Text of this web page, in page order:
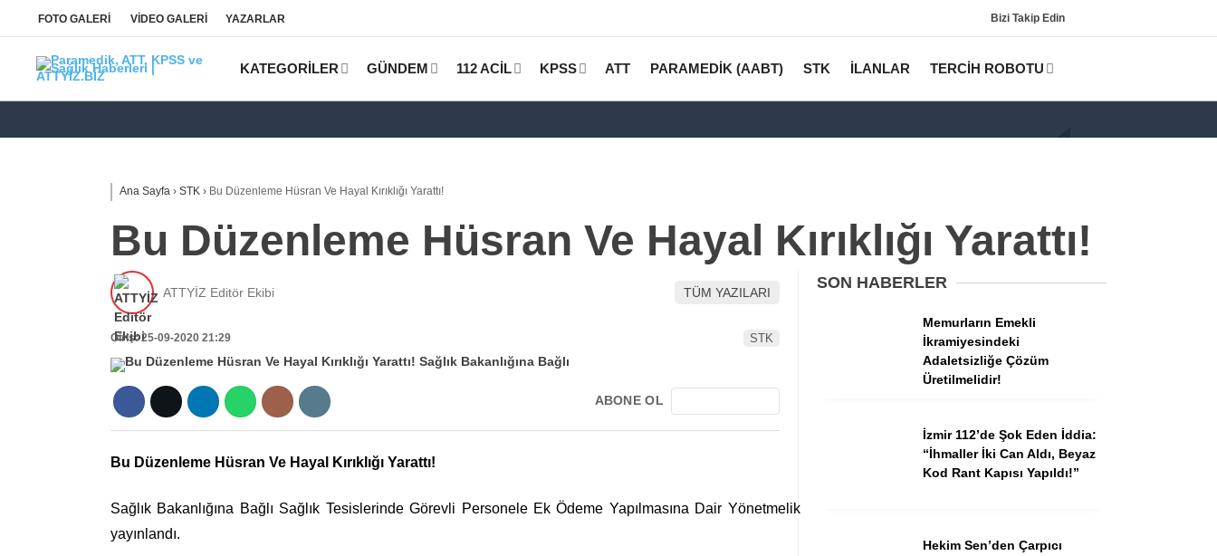
KPSS
Tercih Robotu (Lisans)
FOTO GALERİ VİDEO GALERİ YAZARLAR Bizi Takip Edin
KATEGORİLER GÜNDEM 112 ACİL KPSS ATT PARAMEDİK (AABT) STK İLANLAR TERCİH ROBOTU
Ana Sayfa › STK › Bu Düzenleme Hüsran Ve Hayal Kırıklığı Yarattı!
Bu Düzenleme Hüsran Ve Hayal Kırıklığı Yarattı!
ATTYİZ Editör Ekibi TÜM YAZILARI
Giriş: 25-09-2020 21:29 STK
ABONE OL
Bu Düzenleme Hüsran Ve Hayal Kırıklığı Yarattı!
Sağlık Bakanlığına Bağlı Sağlık Tesislerinde Görevli Personele Ek Ödeme Yapılmasına Dair Yönetmelik
yayınlandı.
SON HABERLER
Memurların Emekli
İkramiyesindeki
Adaletsizliğe Çözüm
Üretilmelidir!
İzmir 112’de Şok Eden İddia:
“İhmaller İki Can Aldı, Beyaz
Kod Rant Kapısı Yapıldı!”
Hekim Sen’den Çarpıcı